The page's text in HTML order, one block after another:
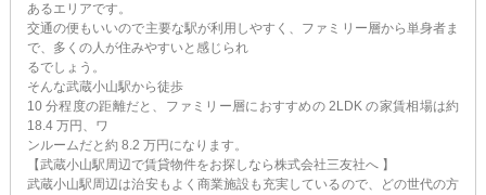
あるエリアです。
交通の便もいいので主要な駅が利用しやすく、ファミリー層から単身者ま
で、多くの人が住みやすいと感じられ
るでしょう。
そんな武蔵小山駅から徒歩
10 分程度の距離だと、ファミリー層におすすめの 2LDK の家賃相場は約
18.4 万円、ワ
ンルームだと約 8.2 万円になります。
【武蔵小山駅周辺で賃貸物件をお探しなら株式会社三友社へ 】
武蔵小山駅周辺は治安もよく商業施設も充実しているので、どの世代の方